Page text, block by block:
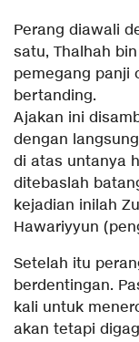
Perang diawali
satu, Thalhah
pemegang panji
bertanding.
Ajakan ini
dengan
di atas untanya
ditebaslah
kejadian inilah
Hawariyyun
Setelah itu
berdentingan.
kali untuk
akan tetapi